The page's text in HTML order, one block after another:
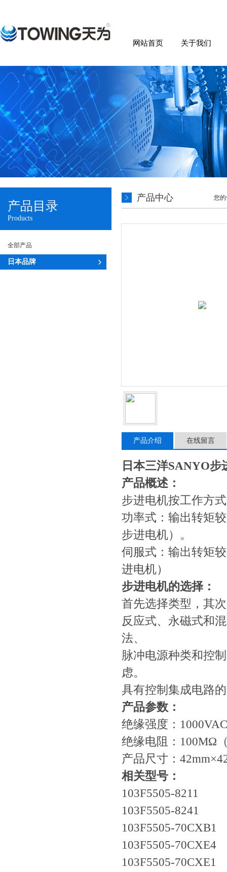
网站首页 关于我们
产品目录
Products
全部产品
日本品牌
产品中心 您
产品介绍 在线留言
日本三洋SANYO步
产品概述：
步进电机按工作方
功率式：输出转矩
步进电机）。
伺服式：输出转矩
进电机）
步进电机的选择：
首先选择类型，其
反应式、永磁式和
法、
脉冲电源种类和控
虑。
具有控制集成电路
产品参数：
绝缘强度：1000VAC
绝缘电阻：100MΩ
产品尺寸：
相关型号：
103F5505-8211
103F5505-8241
103F5505-70CXB1
103F5505-70CXE4
103F5505-70CXE1